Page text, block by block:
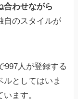
合わせながら
自のスタイルが
997人が登録する
ルとしてはいま
ます。